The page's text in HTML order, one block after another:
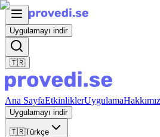
Uygulamayı indir
🇹🇷
Ana SayfaEtkinliklerUygulama
Uygulamayı indir
🇹🇷Türkçe